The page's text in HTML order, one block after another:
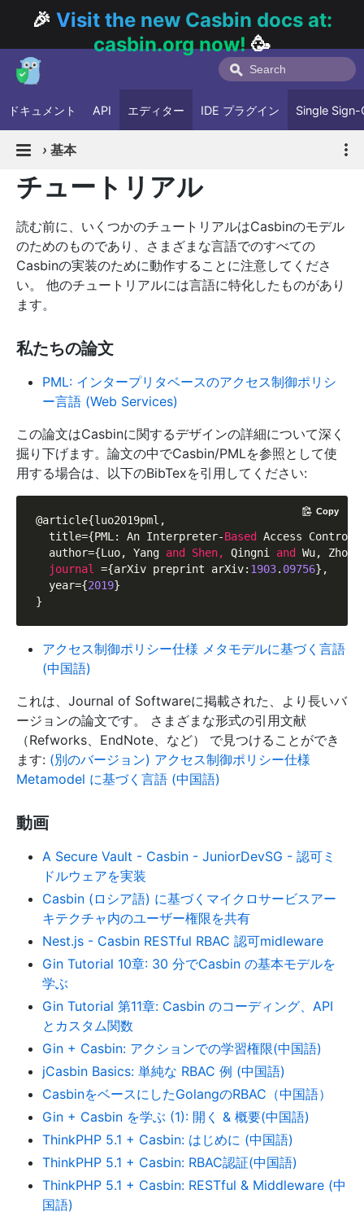
🎉 Visit the new Casbin docs at:
casbin.org now!🥳
ドキュメント API エディター IDE プラグイン Single Sign-
› 基本
チュートリアル
読む前に、いくつかのチュートリアルはCasbinのモデル
のためのものであり、さまざまな言語でのすべての
Casbinの実装のために動作することに注意してくださ
い。 他のチュートリアルには言語に特化したものがあり
ます。
私たちの論文
PML: インタープリタベースのアクセス制御ポリシ
ー言語 (Web Services)
この論文はCasbinに関するデザインの詳細について深く
掘り下げます。論文の中でCasbin/PMLを参照として使
用する場合は、以下のBibTexを引用してください:
@article{luo2019pml,
  title={PML: An Interpreter-
Based Access Control
  author={Luo, Yang
and Shen, Qingni and Wu,
journal ={arXiv preprint arXiv: 1903. 09756},
  year={
2019}
Copy
アクセス制御ポリシー仕様 メタモデルに基づく言語
(中国語)
これは、Journal of Softwareに掲載された、より長いバ
ージョンの論文です。 さまざまな形式の引用文献
（Refworks、EndNote、など） で見つけることができ
ます: (別のバージョン) アクセス制御ポリシー仕様
Metamodel に基づく言語 (中国語)
動画
A Secure Vault - Casbin - JuniorDevSG - 認可ミ
ドルウェアを実装
Casbin (ロシア語) に基づくマイクロサービスアー
キテクチャ内のユーザー権限を共有
Nest.js - Casbin RESTful RBAC 認可midleware
Gin Tutorial 10章: 30 分でCasbin の基本モデルを
学ぶ
Gin Tutorial 第11章: Casbin のコーディング、API
とカスタム関数
Gin + Casbin: アクションでの学習権限(中国語)
jCasbin Basics: 単純な RBAC 例 (中国語)
CasbinをベースにしたGolangのRBAC（中国語）
Gin + Casbin を学ぶ (1): 開く & 概要(中国語)
ThinkPHP 5.1 + Casbin: はじめに (中国語)
ThinkPHP 5.1 + Casbin: RBAC認証(中国語)
ThinkPHP 5.1 + Casbin: RESTful & Middleware (中
国語)